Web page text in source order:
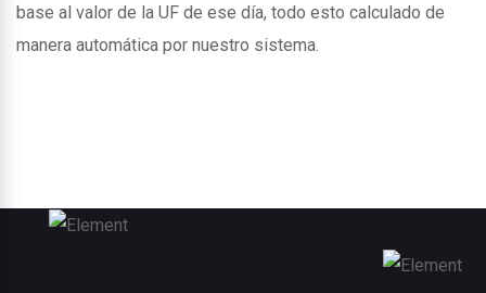
base al valor de la UF de ese día, todo esto calculado de
manera automática por nuestro sistema.